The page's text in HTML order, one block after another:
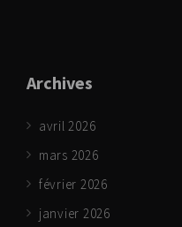
Archives
avril 2026
mars 2026
février 2026
janvier 2026